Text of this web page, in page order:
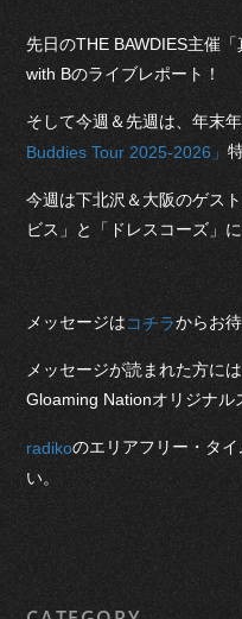
先日のTHE BAWDIES主催
with Bのライブレポート！
そして今週＆先週は、年末
Buddies Tour 2025-2026」
今週は下北沢＆大阪のゲス
ビス」と「ドレスコーズ」
メッセージはコチラからお
メッセージが読まれた方に
Gloaming Nationオリジナル
radikoのエリアフリー・タ
い。